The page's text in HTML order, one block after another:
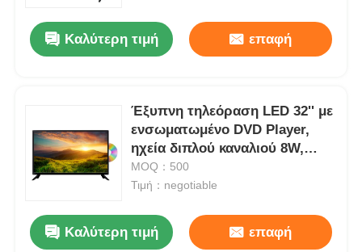
Καλύτερη τιμή επαφή
Έξυπνη τηλεόραση LED 32'' με
ενσωματωμένο DVD Player,
ηχεία διπλού καναλιού 8W,
οθόνη τηλεόρασης
MOQ：500
Τιμή：negotiable
Καλύτερη τιμή επαφή